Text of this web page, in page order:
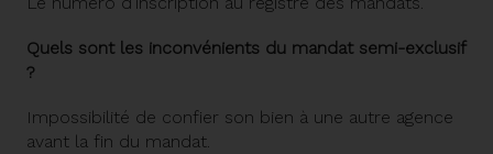
Quels sont les inconvénients du mandat semi-exclusif
?
Impossibilité de confier son bien à une autre agence
avant la fin du mandat.